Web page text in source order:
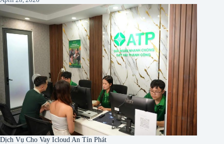
Dịch Vụ Cho Vay Icloud An Tín Phát